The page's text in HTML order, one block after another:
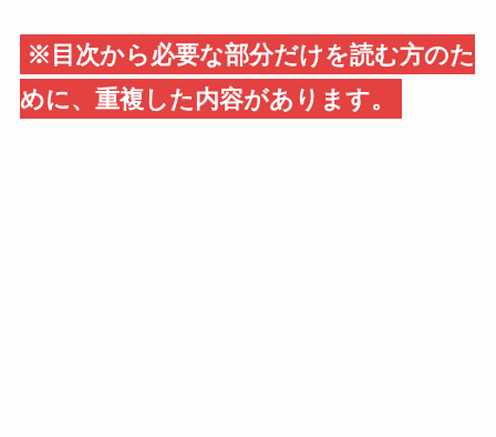
※目次から必要な部分だけを読む方のた
めに、重複した内容があります。